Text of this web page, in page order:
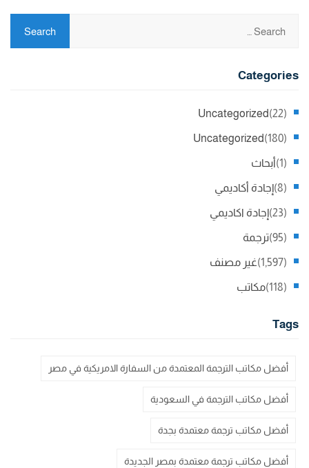
Categories
Uncategorized (22)
Uncategorized (180)
أبحاث (1)
إجادة أكاديمي (8)
إجادة اكاديمي (23)
ترجمة (95)
غير مصنف (1,597)
مكاتب (118)
Tags
أفضل مكاتب الترجمة المعتمدة من السفارة الامريكية في مصر
أفضل مكاتب الترجمة في السعودية
أفضل مكاتب ترجمة معتمدة بجدة
أفضل مكاتب ترجمة معتمدة بمصر الجديدة